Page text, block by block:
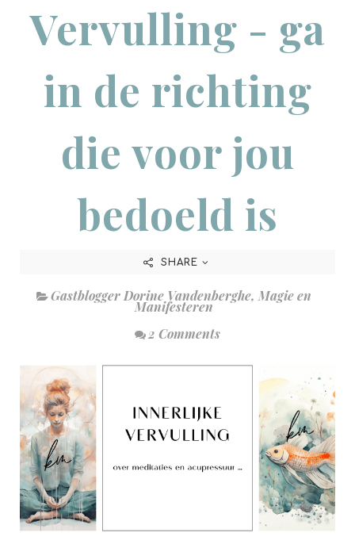
Vervulling - ga
in de richting
die voor jou
bedoeld is
SHARE
Gastblogger Dorine Vandenberghe, Magie en
Manifesteren
2 Comments